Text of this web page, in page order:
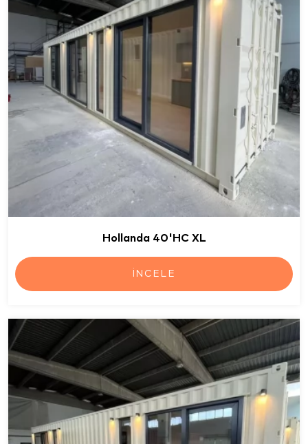
Hollanda 40'HC XL
İNCELE